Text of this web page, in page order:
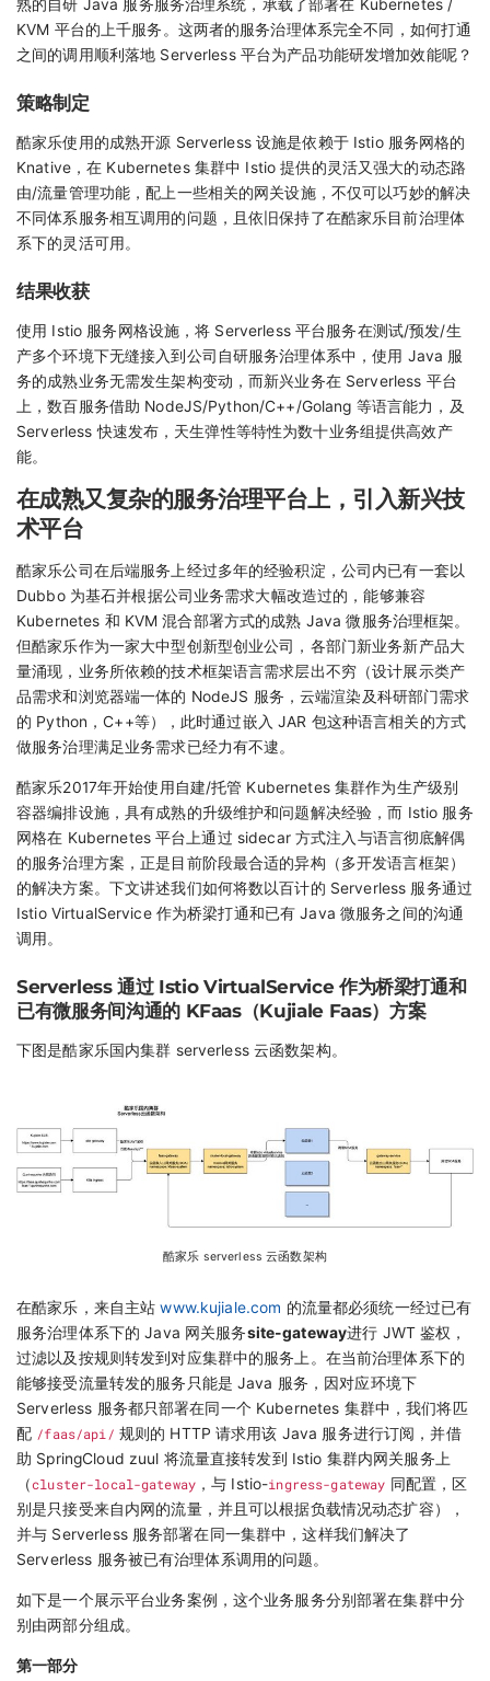
熟的自研 Java 服务服务治理系统，承载了部署在 Kubernetes /
KVM 平台的上千服务。这两者的服务治理体系完全不同，如何打通
之间的调用顺利落地 Serverless 平台为产品功能研发增加效能呢？
策略制定
酷家乐使用的成熟开源 Serverless 设施是依赖于 Istio 服务网格的
Knative，在 Kubernetes 集群中 Istio 提供的灵活又强大的动态路
由/流量管理功能，配上一些相关的网关设施，不仅可以巧妙的解决
不同体系服务相互调用的问题，且依旧保持了在酷家乐目前治理体
系下的灵活可用。
结果收获
使用 Istio 服务网格设施，将 Serverless 平台服务在测试/预发/生
产多个环境下无缝接入到公司自研服务治理体系中，使用 Java 服
务的成熟业务无需发生架构变动，而新兴业务在 Serverless 平台
上，数百服务借助 NodeJS/Python/C++/Golang 等语言能力，及
Serverless 快速发布，天生弹性等特性为数十业务组提供高效产
能。
在成熟又复杂的服务治理平台上，引入新兴技
术平台
酷家乐公司在后端服务上经过多年的经验积淀，公司内已有一套以
Dubbo 为基石并根据公司业务需求大幅改造过的，能够兼容
Kubernetes 和 KVM 混合部署方式的成熟 Java 微服务治理框架。
但酷家乐作为一家大中型创新型创业公司，各部门新业务新产品大
量涌现，业务所依赖的技术框架语言需求层出不穷（设计展示类产
品需求和浏览器端一体的 NodeJS 服务，云端渲染及科研部门需求
的 Python，C++等），此时通过嵌入 JAR 包这种语言相关的方式
做服务治理满足业务需求已经力有不逮。
酷家乐2017年开始使用自建/托管 Kubernetes 集群作为生产级别
容器编排设施，具有成熟的升级维护和问题解决经验，而 Istio 服务
网格在 Kubernetes 平台上通过 sidecar 方式注入与语言彻底解偶
的服务治理方案，正是目前阶段最合适的异构（多开发语言框架）
的解决方案。下文讲述我们如何将数以百计的 Serverless 服务通过
Istio VirtualService 作为桥梁打通和已有 Java 微服务之间的沟通
调用。
Serverless 通过 Istio VirtualService 作为桥梁打通和
已有微服务间沟通的 KFaas（Kujiale Faas）方案
下图是酷家乐国内集群 serverless 云函数架构。
酷家乐 serverless 云函数架构
在酷家乐，来自主站www.kujiale.com 的流量都必须统一经过已有
服务治理体系下的 Java 网关服务site-gateway进行 JWT 鉴权，
过滤以及按规则转发到对应集群中的服务上。在当前治理体系下的
能够接受流量转发的服务只能是 Java 服务，因对应环境下
Serverless 服务都只部署在同一个 Kubernetes 集群中，我们将匹
配 /faas/api/ 规则的 HTTP 请求用该 Java 服务进行订阅，并借
助 SpringCloud zuul 将流量直接转发到 Istio 集群内网关服务上
（cluster-local-gateway ，与 Istio-ingress-gateway 同配置，区
别是只接受来自内网的流量，并且可以根据负载情况动态扩容），
并与 Serverless 服务部署在同一集群中，这样我们解决了
Serverless 服务被已有治理体系调用的问题。
如下是一个展示平台业务案例，这个业务服务分别部署在集群中分
别由两部分组成。
第一部分